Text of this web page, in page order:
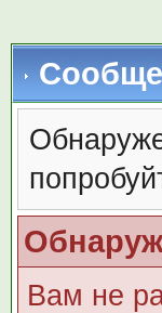
Вам не